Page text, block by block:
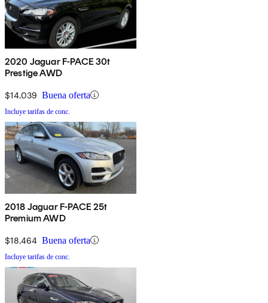
2020 Jaguar F-PACE 30t
Prestige AWD
$14,039 Buena oferta
Incluye tarifas de conc.
2018 Jaguar F-PACE 25t
Premium AWD
$18,464 Buena oferta
Incluye tarifas de conc.